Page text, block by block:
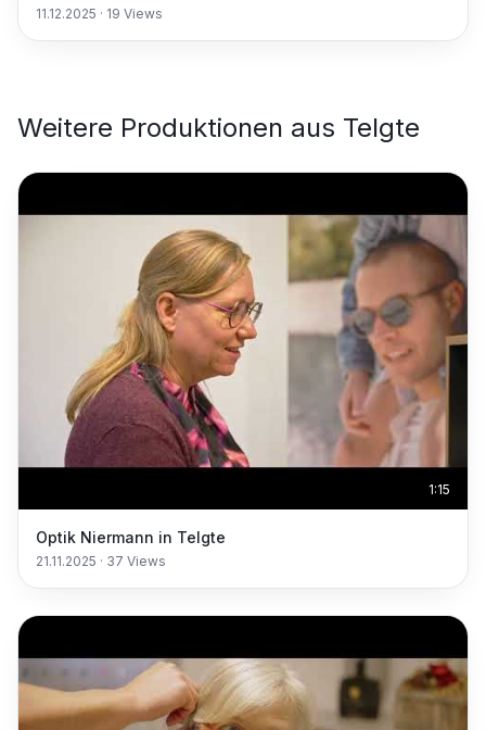
11.12.2025 · 19 Views
Weitere Produktionen aus Telgte
1:15
Optik Niermann in Telgte
21.11.2025 · 37 Views